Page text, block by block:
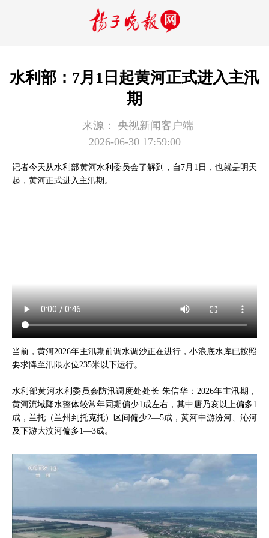
水利部：7月1日起黄河正式进入主汛
期
来源：
央视新闻客户端
2026-06-30 17:59:00
记者今天从水利部黄河水利委员会了解到，自7月1日，也就是明天
起，黄河正式进入主汛期。
当前，黄河2026年主汛期前调水调沙正在进行，小浪底水库已按照
要求降至汛限水位235米以下运行。
水利部黄河水利委员会防汛调度处处长 朱信华：2026年主汛期，
黄河流域降水整体较常年同期偏少1成左右，其中唐乃亥以上偏多1
成，兰托（兰州到托克托）区间偏少2—5成，黄河中游汾河、沁河
及下游大汶河偏多1—3成。